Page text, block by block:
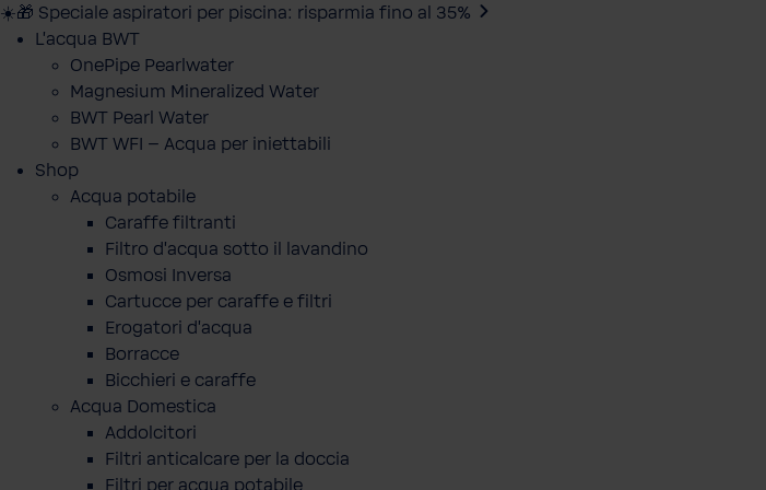
☀️🎁 Speciale aspiratori per piscina: risparmia fino al 35%
L'acqua BWT
OnePipe Pearlwater
Magnesium Mineralized Water
BWT Pearl Water
BWT WFI – Acqua per iniettabili
Shop
Acqua potabile
Caraffe filtranti
Filtro d'acqua sotto il lavandino
Osmosi Inversa
Cartucce per caraffe e filtri
Erogatori d'acqua
Borracce
Bicchieri e caraffe
Acqua Domestica
Addolcitori
Filtri anticalcare per la doccia
Filtri per acqua potabile